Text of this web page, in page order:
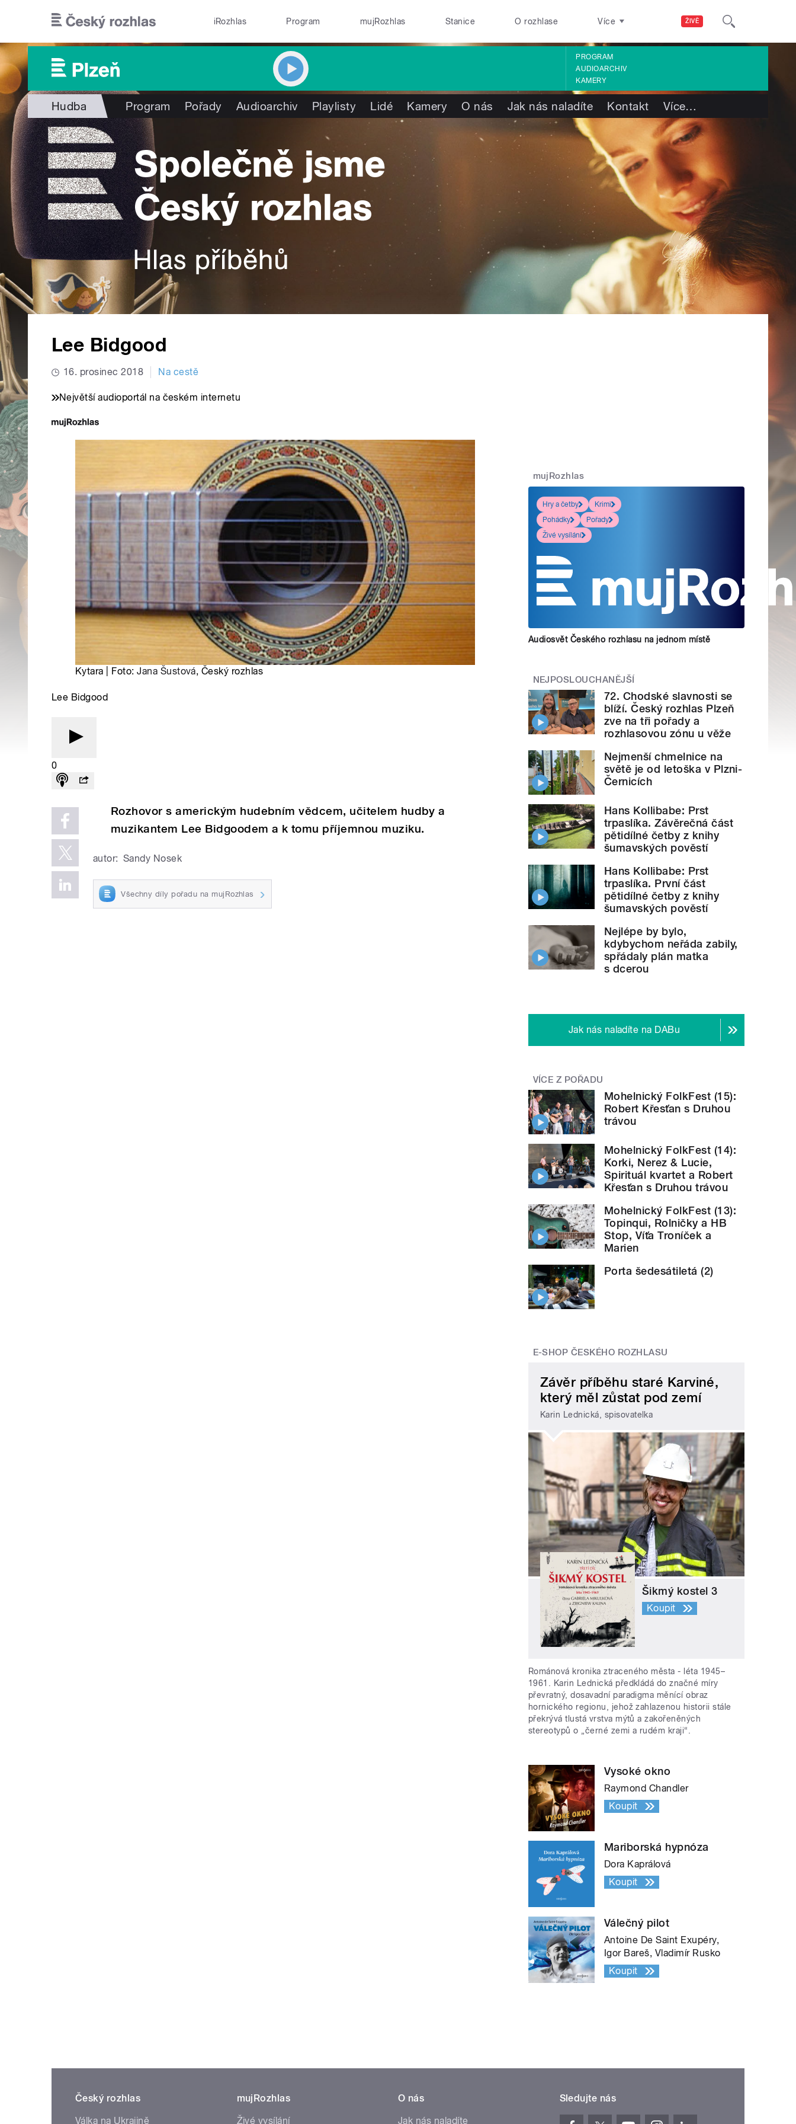
ŽIVĚ
iRozhlas Program mujRozhlas Stanice O rozhlase Více
PROGRAM
AUDIOARCHIV
KAMERY
Hudba Program Pořady Audioarchiv Playlisty Lidé Kamery O nás Jak nás naladíte Kontakt Více…
Lee Bidgood
16. prosinec 2018 Na cestě
Největší audioportál na českém internetu
Kytara | Foto:Jana Šustová, Český rozhlas
Lee Bidgood
0
Rozhovor s americkým hudebním vědcem, učitelem hudby a
muzikantem Lee Bidgoodem a k tomu příjemnou muziku.
autor: Sandy Nosek
Všechny díly pořadu na mujRozhlas
mujRozhlas
Hry a četby
Krimi
Pohádky
Pořady
Živé vysílání
Audiosvět Českého rozhlasu na jednom místě
NEJPOSLOUCHANĚJŠÍ
72. Chodské slavnosti se
blíží. Český rozhlas Plzeň
zve na tři pořady a
rozhlasovou zónu u věže
Nejmenší chmelnice na
světě je od letoška v Plzni-
Černicích
Hans Kollibabe: Prst
trpaslíka. Závěrečná část
pětidílné četby z knihy
šumavských pověstí
Hans Kollibabe: Prst
trpaslíka. První část
pětidílné četby z knihy
šumavských pověstí
Nejlépe by bylo,
kdybychom neřáda zabily,
spřádaly plán matka
s dcerou
Jak nás naladíte na DABu
VÍCE Z POŘADU
Mohelnický FolkFest (15):
Robert Křesťan s Druhou
trávou
Mohelnický FolkFest (14):
Korki, Nerez & Lucie,
Spirituál kvartet a Robert
Křesťan s Druhou trávou
Mohelnický FolkFest (13):
Topinqui, Rolničky a HB
Stop, Víťa Troníček a
Marien
Porta šedesátiletá (2)
E-SHOP ČESKÉHO ROZHLASU
Závěr příběhu staré Karviné,
který měl zůstat pod zemí
Karin Lednická, spisovatelka
Šikmý kostel 3
Koupit
Románová kronika ztraceného města - léta 1945–
1961. Karin Lednická předkládá do značné míry
převratný, dosavadní paradigma měnící obraz
hornického regionu, jehož zahlazenou historii stále
překrývá tlustá vrstva mýtů a zakořeněných
stereotypů o „černé zemi a rudém kraji“.
Vysoké okno
Raymond Chandler
Koupit
Mariborská hypnóza
Dora Kaprálová
Koupit
Válečný pilot
Antoine De Saint Exupéry,
Igor Bareš, Vladimír Rusko
Koupit
Český rozhlas
Válka na Ukrajině
mujRozhlas
Živé vysílání
O nás
Jak nás naladíte
Sledujte nás